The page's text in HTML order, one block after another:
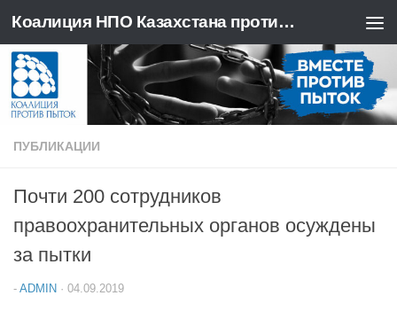
Перейти к содержимому Коалиция НПО Казахстана против пыток
ПУБЛИКАЦИИ
Почти 200 сотрудников
правоохранительных органов осуждены
за пытки
- ADMIN · 04.09.2019